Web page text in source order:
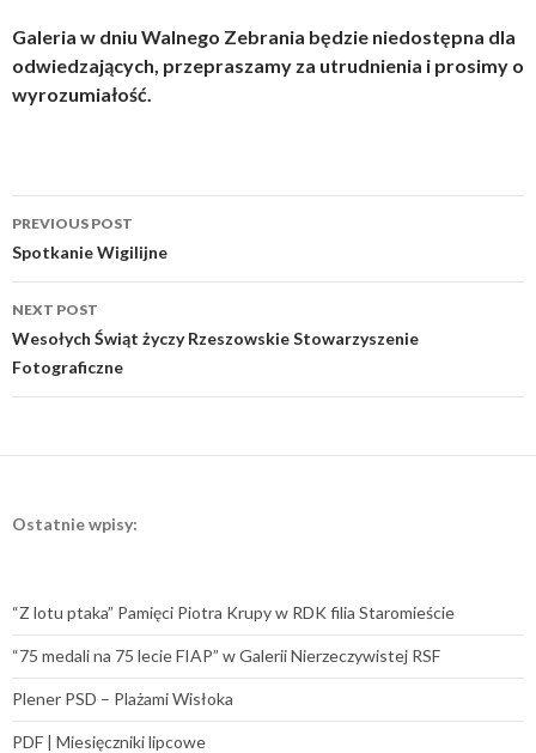
Galeria w dniu Walnego Zebrania będzie niedostępna dla
odwiedzających, przepraszamy za utrudnienia i prosimy o
wyrozumiałość.
Post
navigation
PREVIOUS POST
Spotkanie Wigilijne
NEXT POST
Wesołych Świąt życzy Rzeszowskie Stowarzyszenie
Fotograficzne
Ostatnie wpisy:
“Z lotu ptaka” Pamięci Piotra Krupy w RDK filia Staromieście
“75 medali na 75 lecie FIAP” w Galerii Nierzeczywistej RSF
Plener PSD – Plażami Wisłoka
PDF | Miesięczniki lipcowe